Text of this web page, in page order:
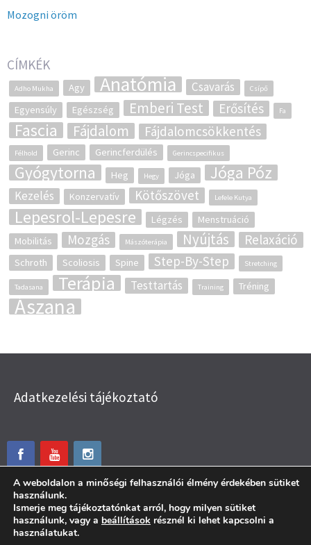
Mozogni öröm
CÍMKÉK
Adho Mukha Agy Anatómia Csavarás Csípő
Egyensúly Egészség Emberi Test Erősítés Fa
Fascia Fájdalom Fájdalomcsökkentés
Félhold Gerinc Gerincferdülés Gerincspecifikus
Gyógytorna Heg Hegy Jóga Jóga Póz
Kezelés Konzervatív Kötőszövet Lefele Kutya
Lepesrol-Lepesre Légzés
Menstruáció
Mobilitás
Mozgás Mászóterápia Nyújtás Relaxáció
Schroth Scoliosis Spine Step-By-Step Stretching
Tadasana Terápia Testtartás Training Tréning
Ászana
Adatkezelési tájékoztató
A weboldalon a minőségi felhasználói élmény érdekében sütiket
használunk.
Ismerje meg tájékoztatónkat arról, hogy milyen sütiket
használunk, vagy a beállítások résznél ki lehet kapcsolni a
használatukat.